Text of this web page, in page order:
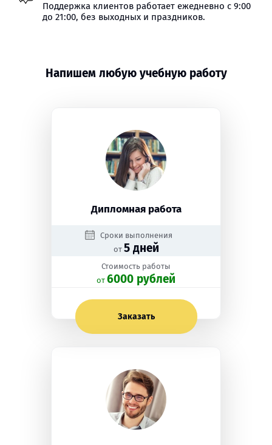
Поддержка клиентов работает ежедневно с 9:00
до 21:00, без выходных и праздников.
Напишем любую учебную работу
Дипломная работа
Сроки выполнения
от 5 дней
Стоимость работы
oт 6000 рублей
Заказать